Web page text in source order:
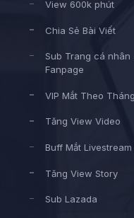
View 600k phút
Chia Sẻ Bài Viết
Sub Trang cá nhân
Fanpage
VIP Mắt Theo Tháng
Tăng View Video
Buff Mắt Livestream
Tăng View Story
Sub Lazada
Tối thiểu:1- Tối đa:
Tổng tiền cần
Đặt lịch chạy.